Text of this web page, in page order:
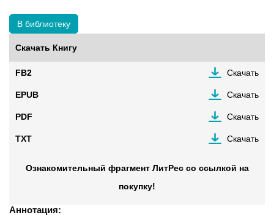
В библиотеку
Скачать Книгу
FB2 Скачать
EPUB Скачать
PDF Скачать
TXT Скачать
Ознакомительный фрагмент ЛитРес со ссылкой на
покупку!
Аннотация: